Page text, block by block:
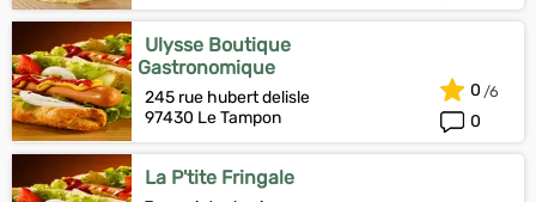
Ulysse Boutique
Gastronomique
245 rue hubert delisle
97430 Le Tampon
0
0
La P'tite Fringale